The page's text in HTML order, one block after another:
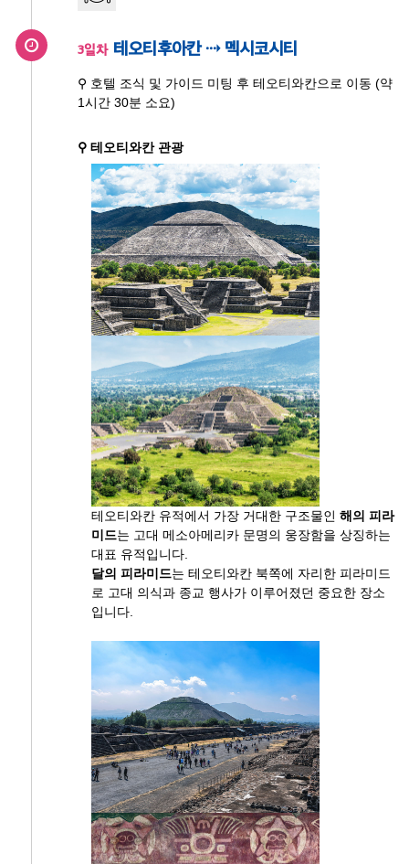
3일차 테오티후아칸 ⇢ 멕시코시티
⚲ 호텔 조식 및 가이드 미팅 후 테오티와칸으로 이동 (약
1시간 30분 소요)
⚲ 테오티와칸 관광
테오티와칸 유적에서 가장 거대한 구조물인 해의 피라
미드는 고대 메소아메리카 문명의 웅장함을 상징하는
대표 유적입니다.
달의 피라미드는 테오티와칸 북쪽에 자리한 피라미드
로 고대 의식과 종교 행사가 이루어졌던 중요한 장소
입니다.